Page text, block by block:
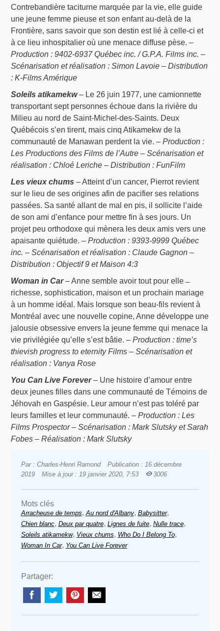
Contrebandière taciturne marquée par la vie, elle guide
une jeune femme pieuse et son enfant au-delà de la
Frontière, sans savoir que son destin est lié à celle-ci et
à ce lieu inhospitalier où une menace diffuse pèse. –
Production : 9402-6937 Québec inc. / G.P.A. Films inc. –
Scénarisation et réalisation : Simon Lavoie – Distribution
: K-Films Amérique
Soleils atikamekw– Le 26 juin 1977, une camionnette
transportant sept personnes échoue dans la rivière du
Milieu au nord de Saint-Michel-des-Saints. Deux
Québécois s’en tirent, mais cinq Atikamekw de la
communauté de Manawan perdent la vie. –Production :
Les Productions des Films de l’Autre – Scénarisation et
réalisation : Chloé Leriche – Distribution : FunFilm
Les vieux chums – Atteint d’un cancer, Pierrot revient
sur le lieu de ses origines afin de pacifier ses relations
passées. Sa santé allant de mal en pis, il sollicite l’aide
de son ami d’enfance pour mettre fin à ses jours. Un
projet peu orthodoxe qui mènera les deux amis vers une
apaisante quiétude. –Production : 9393-9999 Québec
inc. – Scénarisation et réalisation : Claude Gagnon –
Distribution : Objectif 9 et Maison 4:3
Woman in Car– Anne semble avoir tout pour elle ̶
richesse, sophistication, maison et un prochain mariage
à un homme idéal. Mais lorsque son beau-fils revient à
Montréal avec une nouvelle copine, Anne développe une
jalousie obsessive envers la jeune femme qui menace la
vie privilégiée qu’elle s’est bâtie. –Production : time’s
thievish progress to eternity Films – Scénarisation et
réalisation : Vanya Rose
You Can Live Forever– Une histoire d’amour entre
deux jeunes filles dans une communauté de Témoins de
Jéhovah en Gaspésie. Leur amour n’est pas toléré par
leurs familles et leur communauté. –Production : Les
Films Prospector – Scénarisation : Mark Slutsky et Sarah
Fobes – Réalisation : Mark Slutsky
Par : Charles-Henri Ramond
Publication : 16 décembre
2019
Mise à jour : 19 janvier 2020, 7:53 3006
Mots clés
Arracheuse de temps, Au nord d'Albany, Babysitter,
Chien blanc, Deux par quatre, Lignes de fuite, Nulle trace,
Soleils atikamekw, Vieux chums, Who Do I Belong To,
Woman In Car, You Can Live Forever
Partager: